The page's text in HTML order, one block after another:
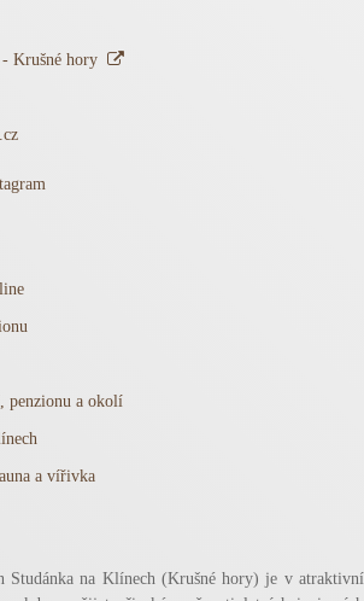
Krušné hory
penzionu a okolí
a vířivka
Studánka na Klínech (Krušné hory) je v atraktivní